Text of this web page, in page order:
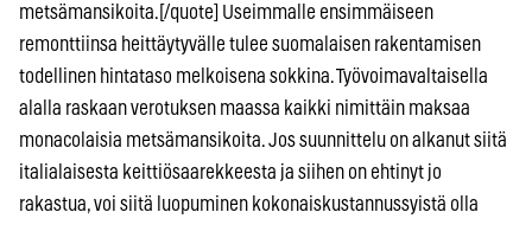
metsämansikoita.[/quote] Useimmalle ensimmäiseen
remonttiinsa heittäytyvälle tulee suomalaisen rakentamisen
todellinen hintataso melkoisena sokkina. Työvoimavaltaisella
alalla raskaan verotuksen maassa kaikki nimittäin maksaa
monacolaisia metsämansikoita. Jos suunnittelu on alkanut siitä
italialaisesta keittiösaarekkeesta ja siihen on ehtinyt jo
rakastua, voi siitä luopuminen kokonaiskustannussyistä olla